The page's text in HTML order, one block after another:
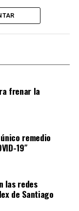
frenar la
remedio
19″
las redes
de Santiago